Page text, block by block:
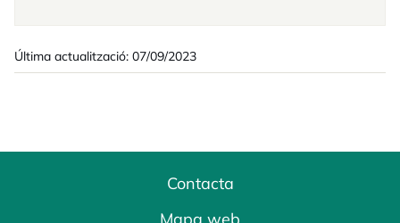
Última actualització: 07/09/2023
Contacta